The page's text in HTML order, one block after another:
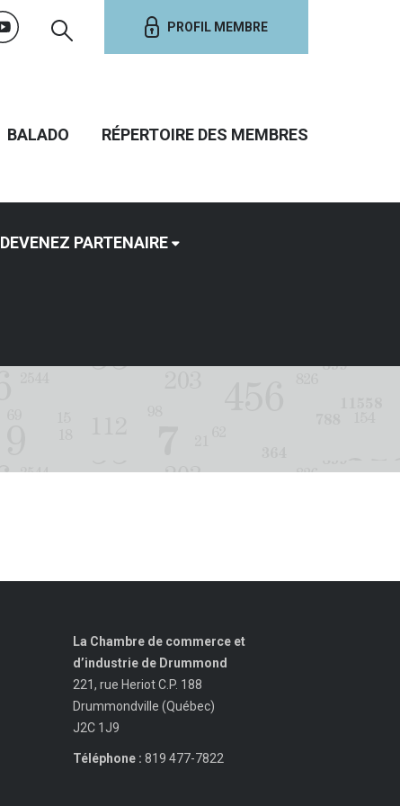
PROFIL MEMBRE
BALADO RÉPERTOIRE DES MEMBRES
DEVENEZ PARTENAIRE
La Chambre de commerce et
d’industrie de Drummond
221, rue Heriot C.P. 188
Drummondville (Québec)
J2C 1J9
Téléphone : 819 477-7822